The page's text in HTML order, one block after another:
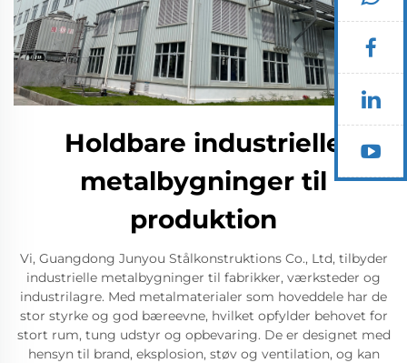
Holdbare industrielle
metalbygninger til
produktion
Vi, Guangdong Junyou Stålkonstruktions Co., Ltd, tilbyder
industrielle metalbygninger til fabrikker, værksteder og
industrilagre. Med metalmaterialer som hoveddele har de
stor styrke og god bæreevne, hvilket opfylder behovet for
stort rum, tung udstyr og opbevaring. De er designet med
hensyn til brand, eksplosion, støv og ventilation, og kan